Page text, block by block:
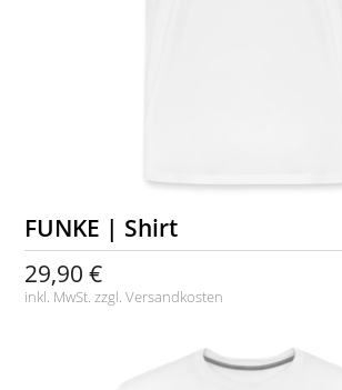
FUNKE | Shirt
29,90 €
inkl. MwSt. zzgl.Versandkosten